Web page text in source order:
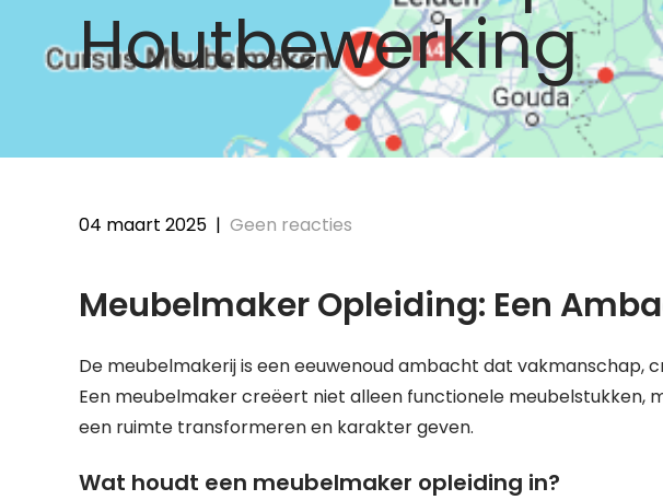
Houtbewerking
04 maart 2025 | Geen reacties
Meubelmaker Opleiding: Een
De meubelmakerij is een eeuwenoud ambacht dat vakmanschap,
Een meubelmaker creëert niet alleen functionele meubelstukken,
een ruimte transformeren en karakter geven.
Wat houdt een meubelmaker opleiding in?